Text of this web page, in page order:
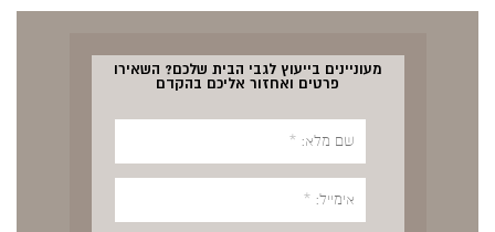
מעוניינים בייעוץ לגבי הבית שלכם? השאירו
פרטים ואחזור אליכם בהקדם